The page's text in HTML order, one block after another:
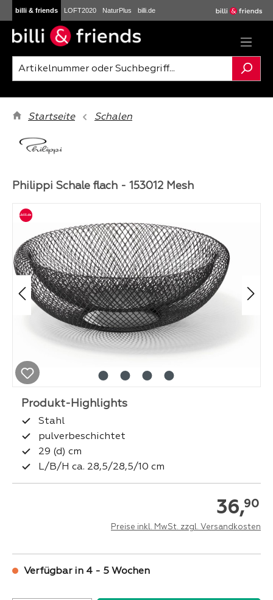
Zum Hauptinhalt springen
billi & friends LOFT2020 NaturPlus billi.de
Startseite Schalen
Bildergalerie überspringen
Philippi Schale flach - 153012 Mesh
Stahl
pulverbeschichtet
29 (d) cm
L/B/H ca. 28,5/28,5/10 cm
36,90
Preise inkl. MwSt. zzgl. Versandkosten
Verfügbar in 4 - 5 Wochen